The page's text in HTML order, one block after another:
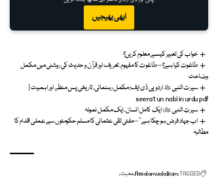
ابھی بھیجیں
خواب کی تعبیر کیسے معلوم کریں؟
طاغوت کیا ہے؟ – طاغوت کا مفہوم، تعریف اور قرآن و حدیث کی روشنی میں مکمل
وضاحت
سیرت النبی ﷺ اردو پی ڈی ایف: مکمل رہنمائی، تاریخی پس منظر، اور اہمیت |
seerat un nabi in urdu pdf
سیرتِ النبی ﷺ: ایک کامل انسان، ایک مکمل نمونہ
اب جہاد فرض ہو چکا ہے‘‘ – مفتی تقی عثمانی کا مسلم حکومتوں سے عملی اقدام کا
مطالبہ
TAGGED:
Assalamualaikumمحبت،